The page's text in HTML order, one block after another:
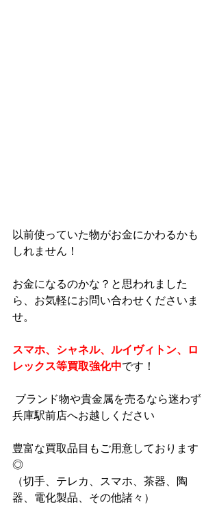
以前使っていた物がお金にかわるかも
しれません！
お金になるのかな？と思われました
ら、お気軽にお問い合わせくださいま
せ。
スマホ、シャネル、ルイヴィトン、ロ
レックス等買取強化中です！
兵庫駅前店へお越しください
豊富な買取品目もご用意しております
◎
（切手、テレカ、スマホ、茶器、陶
器、電化製品、その他諸々）